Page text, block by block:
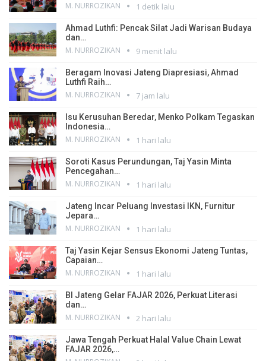
M. NURROZIKAN 1 detik lalu
Ahmad Luthfi: Pencak Silat Jadi Warisan Budaya
dan…
M. NURROZIKAN 9 menit lalu
Beragam Inovasi Jateng Diapresiasi, Ahmad
Luthfi Raih…
M. NURROZIKAN 7 jam lalu
Isu Kerusuhan Beredar, Menko Polkam Tegaskan
Indonesia…
M. NURROZIKAN 1 hari lalu
Soroti Kasus Perundungan, Taj Yasin Minta
Pencegahan…
M. NURROZIKAN 1 hari lalu
Jateng Incar Peluang Investasi IKN, Furnitur
Jepara…
M. NURROZIKAN 1 hari lalu
Taj Yasin Kejar Sensus Ekonomi Jateng Tuntas,
Capaian…
M. NURROZIKAN 1 hari lalu
BI Jateng Gelar FAJAR 2026, Perkuat Literasi
dan…
M. NURROZIKAN 2 hari lalu
Jawa Tengah Perkuat Halal Value Chain Lewat
FAJAR 2026,…